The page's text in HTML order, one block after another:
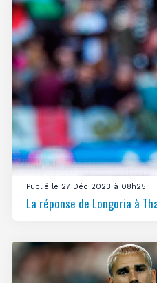
Publié le 27 Déc 2023 à 08h25
La réponse de Longoria à